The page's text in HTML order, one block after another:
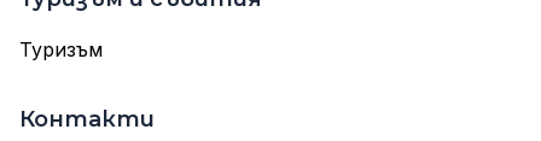
Туризъм
Контакти